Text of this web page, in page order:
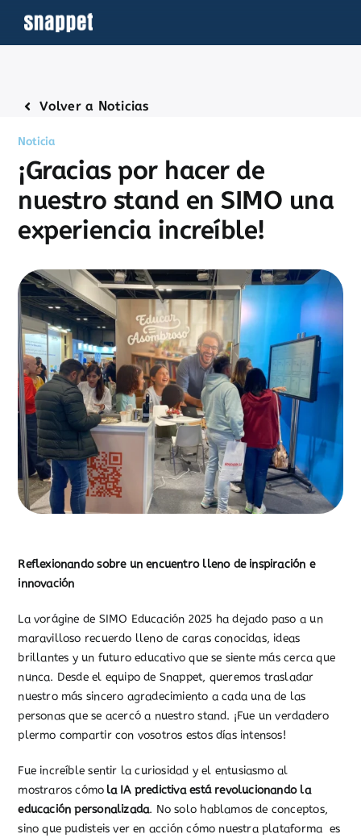
contenido
Volver a Noticias
Noticia
¡Gracias por hacer de
nuestro stand en SIMO una
experiencia increíble!
Reflexionando sobre un encuentro lleno de inspiración e
innovación
La vorágine de SIMO Educación 2025 ha dejado paso a un
maravilloso recuerdo lleno de caras conocidas, ideas
brillantes y un futuro educativo que se siente más cerca que
nunca. Desde el equipo de Snappet, queremos trasladar
nuestro más sincero agradecimiento a cada una de las
personas que se acercó a nuestro stand. ¡Fue un verdadero
plermo compartir con vosotros estos días intensos!
Fue increíble sentir la curiosidad y el entusiasmo al
mostraros cómo la IA predictiva está revolucionando la
educación personalizada. No solo hablamos de conceptos,
sino que pudisteis ver en acción cómo nuestra plataforma es